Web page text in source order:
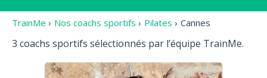
TrainMe › Nos coachs sportifs › Pilates › Cannes
3 coachs sportifs sélectionnés par l’équipe TrainMe.